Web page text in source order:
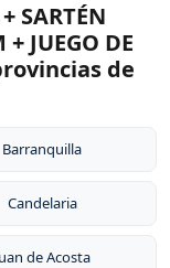
SARTÉN
JUEGO DE
de
Barranquilla
Candelaria
de Acosta